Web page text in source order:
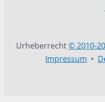
Urheberrecht© 2010-
Impressum •